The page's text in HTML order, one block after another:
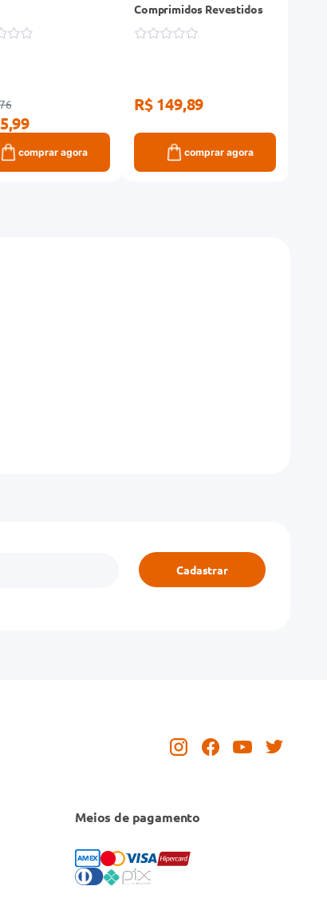
comprar agora
Comprimidos Revestidos
R$ 149,89
comprar agora
Cadastrar
Meios de pagamento